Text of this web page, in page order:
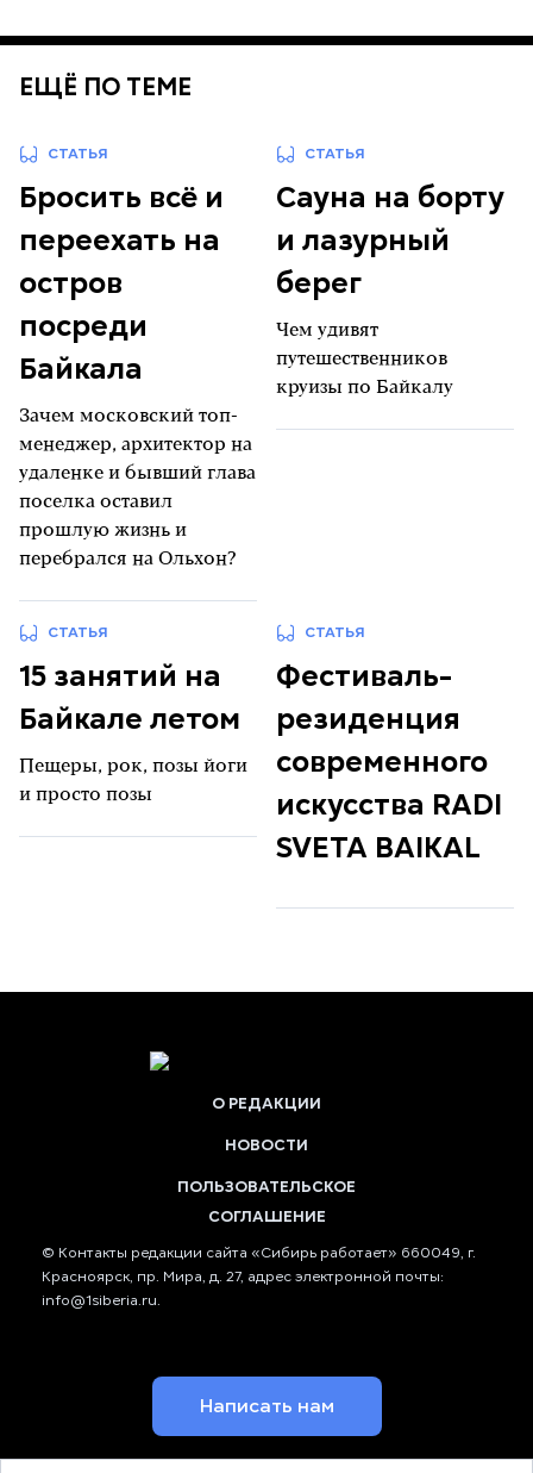
ЕЩЁ ПО ТЕМЕ
СТАТЬЯ
Бросить всё и
переехать на
остров
посреди
Байкала
Зачем московский топ-
менеджер, архитектор на
удаленке и бывший глава
поселка оставил
прошлую жизнь и
перебрался на Ольхон?
СТАТЬЯ
Сауна на борту
и лазурный
берег
Чем удивят
путешественников
круизы по Байкалу
СТАТЬЯ
15 занятий на
Байкале летом
Пещеры, рок, позы йоги
и просто позы
СТАТЬЯ
Фестиваль-
резиденция
современного
искусства RADI
SVETA BAIKAL
О РЕДАКЦИИ
НОВОСТИ
ПОЛЬЗОВАТЕЛЬСКОЕ
СОГЛАШЕНИЕ
© Контакты редакции сайта «Сибирь работает» 660049, г.
Красноярск, пр. Мира, д. 27, адрес электронной почты:
info@1siberia.ru.
Написать нам